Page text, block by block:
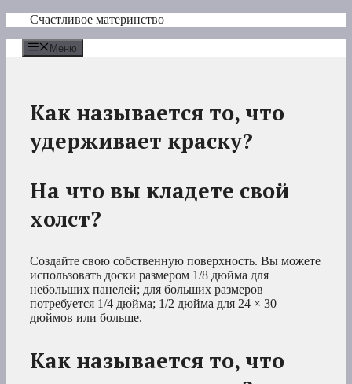
Перейти
содержимому
Счастливое материнство
Меню
Как называется то, что
удерживает краску?
На что вы кладете свой
холст?
Создайте свою собственную поверхность. Вы можете
использовать доски размером 1/8 дюйма для
небольших панелей; для больших размеров
потребуется 1/4 дюйма; 1/2 дюйма для 24 × 30
дюймов или больше.
Как называется то, что